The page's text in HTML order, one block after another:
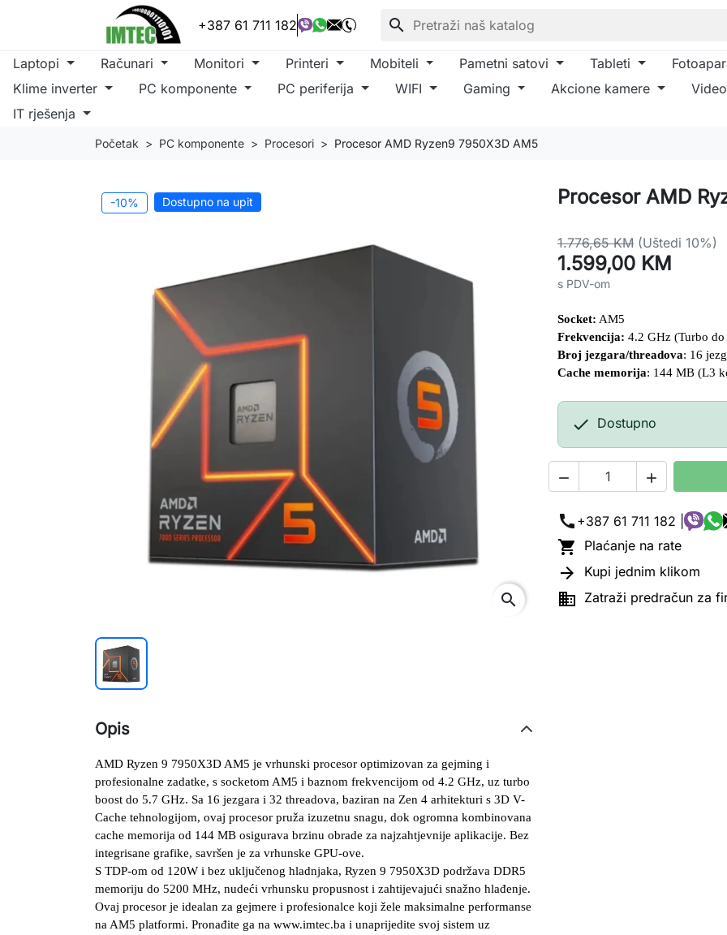
+387 61 711 182 search
Laptopi Računari Monitori Printeri Mobiteli Pametni satovi Tableti
Klime inverter
PC komponente PC periferija WIFI Gaming Akcione kamere
IT rješenja
Početak PC komponente Procesori Procesor AMD Ryzen9 7950X3D AM5
-10% Dostupno na upit
search
Procesor AMD
1.776,65 KM (Uštedi 10%)
1.599,00 KM
s PDV-om
Socket: AM5
Frekvencija: 4.2 GHz (Turbo
Broj jezgara/threadova: 16
Cache memorija: 144 MB (L3
 Dostupno
 
call +387 61 711 182 |
 Plaćanje na rate
 Kupi jednim klikom
 Zatraži predračun za
Opis
AMD Ryzen 9 7950X3D AM5 je vrhunski procesor optimizovan za gejming i
profesionalne zadatke, s socketom AM5 i baznom frekvencijom od 4.2 GHz, uz turbo
boost do 5.7 GHz. Sa 16 jezgara i 32 threadova, baziran na Zen 4 arhitekturi s 3D V-
Cache tehnologijom, ovaj procesor pruža izuzetnu snagu, dok ogromna kombinovana
cache memorija od 144 MB osigurava brzinu obrade za najzahtjevnije aplikacije. Bez
integrisane grafike, savršen je za vrhunske GPU-ove.
S TDP-om od 120W i bez uključenog hladnjaka, Ryzen 9 7950X3D podržava DDR5
memoriju do 5200 MHz, nudeći vrhunsku propusnost i zahtijevajući snažno hlađenje.
Ovaj procesor je idealan za gejmere i profesionalce koji žele maksimalne performanse
na AM5 platformi. Pronađite ga na www.imtec.ba i unaprijedite svoj sistem uz